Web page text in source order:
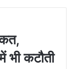
भी कटौती